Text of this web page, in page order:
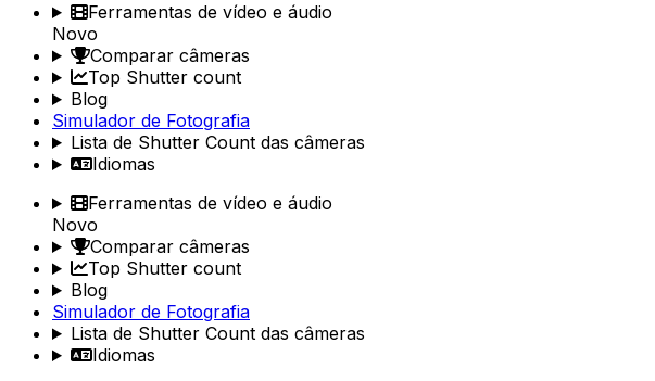
Ferramentas de vídeo e áudio
Novo
Comparar câmeras
Top Shutter count
Blog
Simulador de Fotografia
Lista de Shutter Count das câmeras
Idiomas
Ferramentas de vídeo e áudio
Novo
Comparar câmeras
Top Shutter count
Blog
Simulador de Fotografia
Lista de Shutter Count das câmeras
Idiomas